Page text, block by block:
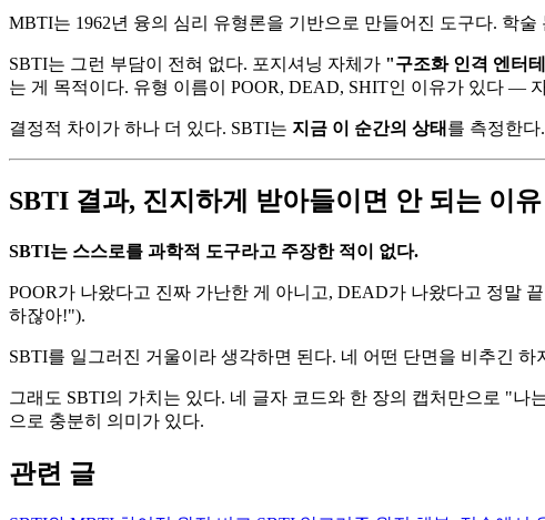
MBTI는 1962년 융의 심리 유형론을 기반으로 만들어진 도구다. 학
SBTI는 그런 부담이 전혀 없다. 포지셔닝 자체가 "구조화 인격 엔터
는 게 목적이다. 유형 이름이 POOR, DEAD, SHIT인 이유가 있다 —
결정적 차이가 하나 더 있다. SBTI는 지금 이 순간의 상태 를 측정한
SBTI 결과, 진지하게 받아들이면 안 되는 이유
SBTI는 스스로를 과학적 도구라고 주장한 적이 없다.
POOR가 나왔다고 진짜 가난한 게 아니고, DEAD가 나왔다고 정말
하잖아!").
SBTI를 일그러진 거울이라 생각하면 된다. 네 어떤 단면을 비추긴
그래도 SBTI의 가치는 있다. 네 글자 코드와 한 장의 캡처만으로 "
으로 충분히 의미가 있다.
관련 글